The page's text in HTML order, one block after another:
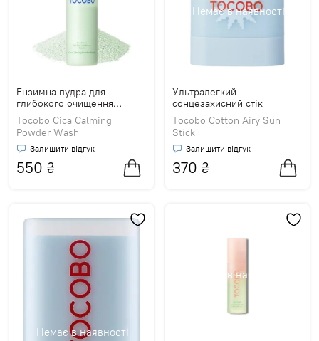
Ензимна пудра для
глибокого очищення
чутливої шкіри
Tocobo Cica Calming
Powder Wash
Залишити відгук
550 ₴
Немає в наявності
Ультралегкий
сонцезахисний стік
Tocobo Cotton Airy Sun
Stick
Залишити відгук
370 ₴
Немає в наявності
Немає в наявності